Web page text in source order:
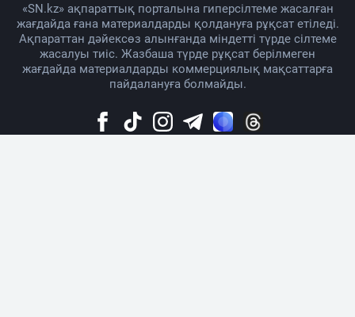
«SN.kz» ақпараттық порталына гиперсілтеме жасалған
жағдайда ғана материалдарды қолдануға рұқсат етіледі.
Ақпараттан дәйексөз алынғанда міндетті түрде сілтеме
жасалуы тиіс. Жазбаша түрде рұқсат берілмеген
жағдайда материалдарды коммерциялық мақсаттарға
пайдалануға болмайды.